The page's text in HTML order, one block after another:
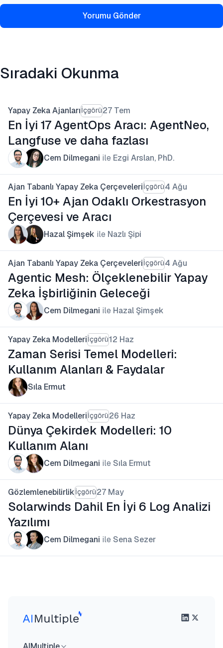
Yorumu Gönder
Sıradaki Okunma
Yapay Zeka Ajanlarıİçgörü27 Tem
En İyi 17 AgentOps Aracı: AgentNeo,
Langfuse ve daha fazlası
Cem Dilmegani ile Ezgi Arslan, PhD.
Ajan Tabanlı Yapay Zeka Çerçeveleriİçgörü4 Ağu
En İyi 10+ Ajan Odaklı Orkestrasyon
Çerçevesi ve Aracı
Hazal Şimşek ile Nazlı Şipi
Ajan Tabanlı Yapay Zeka Çerçeveleriİçgörü4 Ağu
Agentic Mesh: Ölçeklenebilir Yapay
Zeka İşbirliğinin Geleceği
Cem Dilmegani ile Hazal Şimşek
Yapay Zeka Modelleriİçgörü12 Haz
Zaman Serisi Temel Modelleri:
Kullanım Alanları & Faydalar
Sıla Ermut
Yapay Zeka Modelleriİçgörü26 Haz
Dünya Çekirdek Modelleri: 10
Kullanım Alanı
Cem Dilmegani ile Sıla Ermut
Gözlemlenebilirlikİçgörü27 May
Solarwinds Dahil En İyi 6 Log Analizi
Yazılımı
Cem Dilmegani ile Sena Sezer